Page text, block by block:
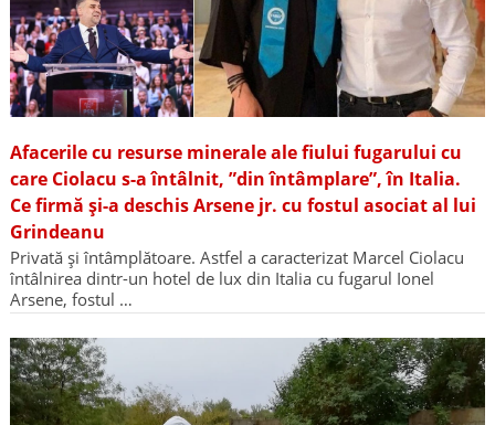
Afacerile cu resurse minerale ale fiului fugarului cu
care Ciolacu s-a întâlnit, ”din întâmplare”, în Italia.
Ce firmă și-a deschis Arsene jr. cu fostul asociat al lui
Grindeanu
Privată și întâmplătoare. Astfel a caracterizat Marcel Ciolacu
întâlnirea dintr-un hotel de lux din Italia cu fugarul Ionel
Arsene, fostul …